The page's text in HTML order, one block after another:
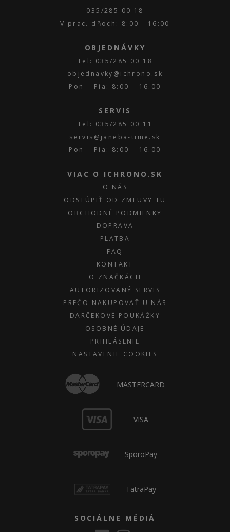
035/285 00 18
V prac. dňoch: 8:00 - 16:00
OBJEDNÁVKY
Tel: 035/285 00 18
objednavky@ichrono.sk
Pon – Pia: 8:00 – 16.00
SERVIS
Tel: 035/285 00 11
servis@janeba-time.sk
Pon – Pia: 8:00 – 16.00
VIAC O ICHRONO.SK
O NÁS
ODSTÚPIŤ OD ZMLUVY TU
OBCHODNÉ PODMIENKY
DOPRAVA
PLATBA
FAQ
KONTAKT
O ZNAČKÁCH
AUTORIZOVANÝ SERVIS
PREČO NAKUPOVAŤ U NÁS
DARČEKOVÉ POUKÁŽKY
OSOBNÉ ÚDAJE
PRIHLÁSENIE
NASTAVENIE COOKIES
MASTERCARD
VISA
SporoPay
TatraPay
SOCIÁLNE MÉDIÁ